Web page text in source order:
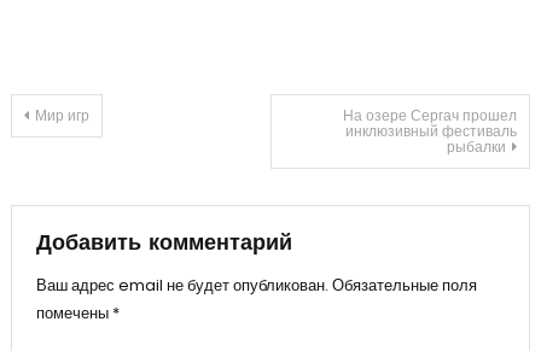
Навигация
записям
Мир игр На озере Сергач прошел
инклюзивный фестиваль
рыбалки
Добавить комментарий
Ваш адрес email не будет опубликован. Обязательные поля
помечены *